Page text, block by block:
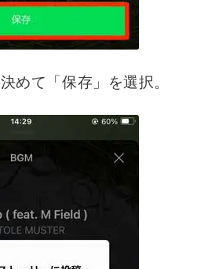
めて「保存」を選択。